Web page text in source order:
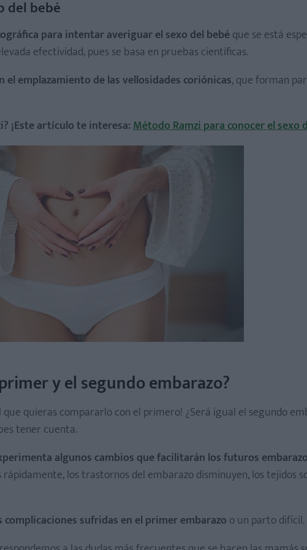
del bebé
para intentar averiguar el sexo del bebéque se está
efectividad, pues se basa en pruebas científicas.
el emplazamiento de las vellosidades coriónicas, que forman
¡Este artículo te interesa:Método Ramzi para conocer el sexo
y el segundo embarazo?
que quieras compararlo con el primero! ¿Será igual el segundo
tener cuenta.
algunos cambios que facilitarán los futuros
los trastornos del embarazo disminuyen, los tejidos
sufridas en el primer embarazo o un parto difícil.